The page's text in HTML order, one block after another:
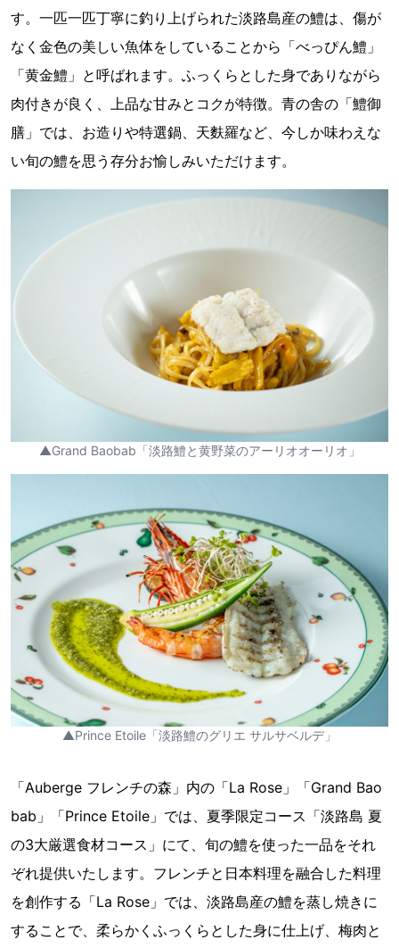
す。一匹一匹丁寧に釣り上げられた淡路島産の鱧は、傷が
なく金色の美しい魚体をしていることから「べっぴん鱧」
「黄金鱧」と呼ばれます。ふっくらとした身でありながら
肉付きが良く、上品な甘みとコクが特徴。青の舎の「鱧御
膳」では、お造りや特選鍋、天麩羅など、今しか味わえな
い旬の鱧を思う存分お愉しみいただけます。
▲Grand Baobab「淡路鱧と黄野菜のアーリオオーリオ」
▲Prince Etoile「淡路鱧のグリエ サルサベルデ」
「Auberge フレンチの森」内の「La Rose」「Grand Bao
bab」「Prince Etoile」では、夏季限定コース「淡路島 夏
の3大厳選食材コース」にて、旬の鱧を使った一品をそれ
ぞれ提供いたします。フレンチと日本料理を融合した料理
を創作する「La Rose」では、淡路島産の鱧を蒸し焼きに
することで、柔らかくふっくらとした身に仕上げ、梅肉と